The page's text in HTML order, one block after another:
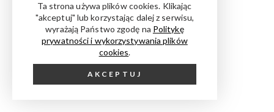
Ta strona używa plików cookies. Klikając
"akceptuj" lub korzystając dalej z serwisu,
wyrażają Państwo zgodę na Politykę
prywatności i wykorzystywania plików
cookies.
AKCEPTUJ